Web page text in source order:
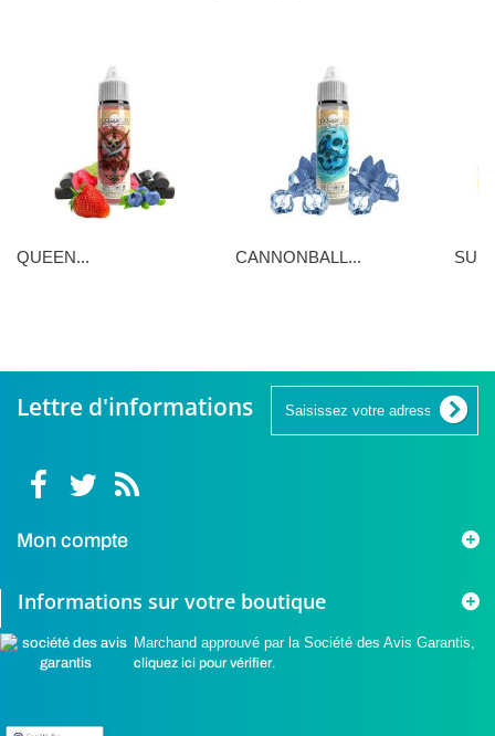
QUEEN... CANNONBALL...
Lettre d'informations
Mon compte
Informations sur votre boutique
Marchand approuvé par la Société des Avis Garantis,
cliquez ici pour vérifier.